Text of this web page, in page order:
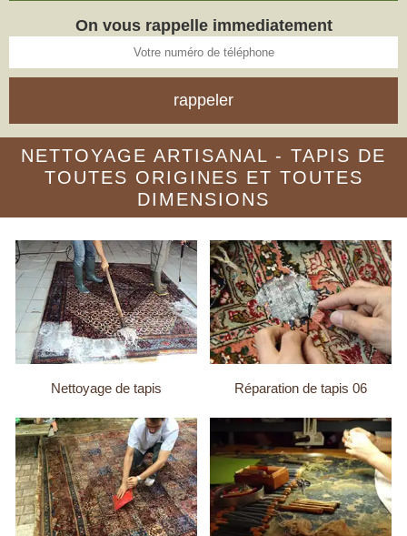
On vous rappelle immediatement
NETTOYAGE ARTISANAL - TAPIS DE
TOUTES ORIGINES ET TOUTES
DIMENSIONS
Nettoyage de tapis Réparation de tapis 06